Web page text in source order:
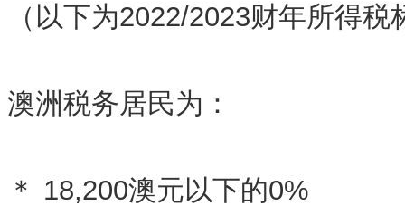
（以下为2022/2023财年所得税
澳洲税务居民为：
＊ 18,200澳元以下的0%